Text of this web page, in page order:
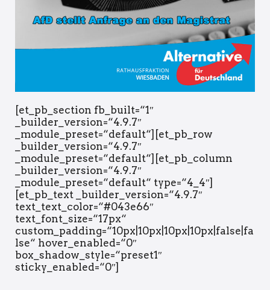
[et_pb_section fb_built=“1″
_builder_version=“4.9.7″
_module_preset=“default“][et_pb_row
_builder_version=“4.9.7″
_module_preset=“default“][et_pb_column
_builder_version=“4.9.7″
_module_preset=“default“ type=“4_4″]
[et_pb_text _builder_version=“4.9.7″
text_text_color=“#043e66″
text_font_size=“17px“
custom_padding=“10px|10px|10px|10px|false|fa
lse“ hover_enabled=“0″
box_shadow_style=“preset1″
sticky_enabled=“0″]